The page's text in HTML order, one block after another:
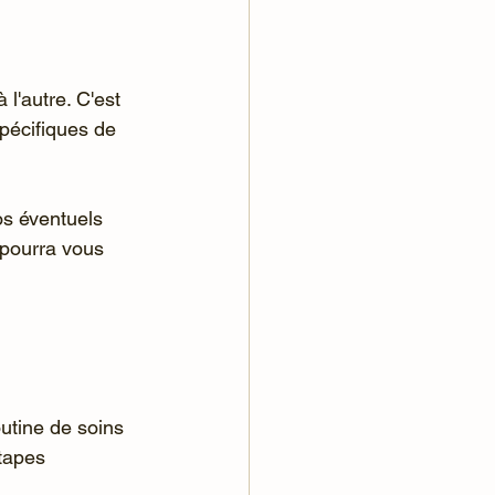
l'autre. C'est
de
éventuels
vous
de soins